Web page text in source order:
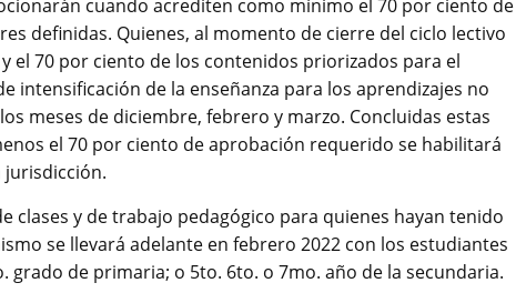
cuando acrediten como mínimo el 70 por ciento de
definidas. Quienes, al momento de cierre del ciclo lectivo
el 70 por ciento de los contenidos priorizados para el
intensificación de la enseñanza para los aprendizajes no
meses de diciembre, febrero y marzo. Concluidas estas
el 70 por ciento de aprobación requerido se habilitará
jurisdicción.
clases y de trabajo pedagógico para quienes hayan tenido
se llevará adelante en febrero 2022 con los estudiantes
de primaria; o 5to. 6to. o 7mo. año de la secundaria.